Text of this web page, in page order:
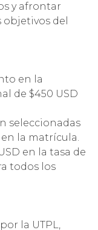
y afrontar
del
en la
de $450 USD
seleccionadas
la matrícula.
en la tasa de
todos los
la UTPL,